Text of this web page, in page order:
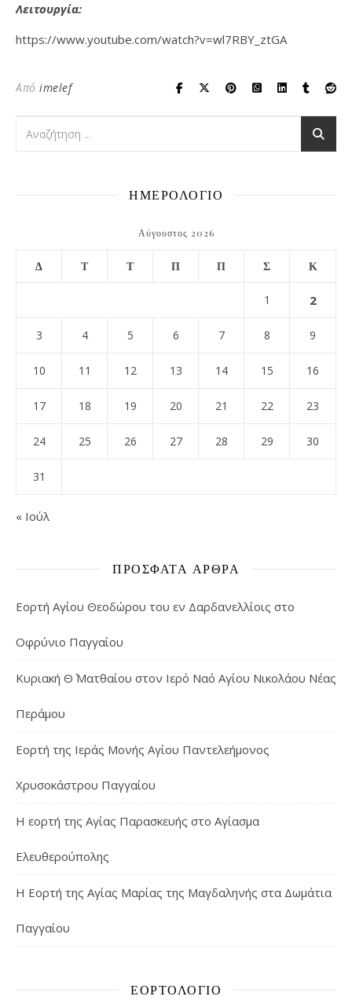
Λειτουργία:
https://www.youtube.com/watch?v=wl7RBY_ztGA
Από imelef
ΗΜΕΡΟΛΟΓΙΟ
Αύγουστος 2026
Δ Τ Τ Π Π Σ Κ
1 2
3 4 5 6 7 8 9
10 11 12 13 14 15 16
17 18 19 20 21 22 23
24 25 26 27 28 29 30
31
« Ιούλ
ΠΡΌΣΦΑΤΑ ΆΡΘΡΑ
Εορτή Αγίου Θεοδώρου του εν Δαρδανελλίοις στο
Οφρύνιο Παγγαίου
Κυριακή Θ΄ Ματθαίου στον Ιερό Ναό Αγίου Νικολάου Νέας
Περάμου
Εορτή της Ιεράς Μονής Αγίου Παντελεήμονος
Χρυσοκάστρου Παγγαίου
Η εορτή της Αγίας Παρασκευής στο Αγίασμα
Ελευθερούπολης
H Εορτή της Αγίας Μαρίας της Μαγδαληνής στα Δωμάτια
Παγγαίου
ΕΟΡΤΟΛΌΓΙΟ